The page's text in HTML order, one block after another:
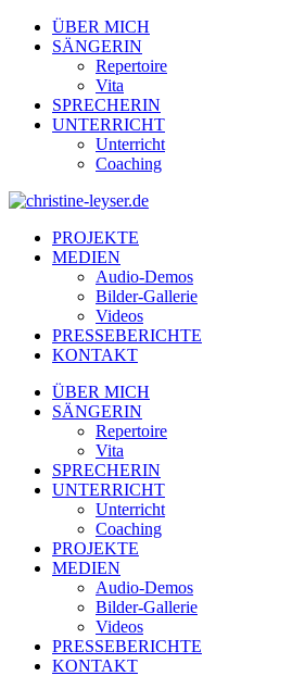
ÜBER MICH
SÄNGERIN
Repertoire
Vita
SPRECHERIN
UNTERRICHT
Unterricht
Coaching
PROJEKTE
MEDIEN
Audio-Demos
Bilder-Gallerie
Videos
PRESSEBERICHTE
KONTAKT
ÜBER MICH
SÄNGERIN
Repertoire
Vita
SPRECHERIN
UNTERRICHT
Unterricht
Coaching
PROJEKTE
MEDIEN
Audio-Demos
Bilder-Gallerie
Videos
PRESSEBERICHTE
KONTAKT